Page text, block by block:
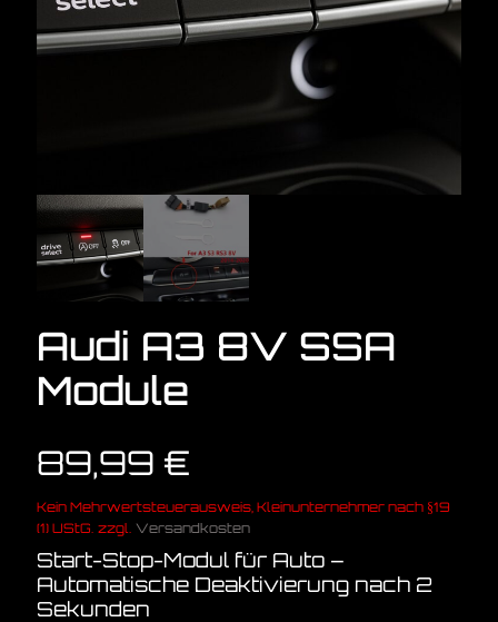
Audi A3 8V SSA
Module
89,99 €
Kein Mehrwertsteuerausweis, Kleinunternehmer nach §19
(1) UStG. zzgl. Versandkosten
Start-Stop-Modul für Auto –
Automatische Deaktivierung nach 2
Sekunden